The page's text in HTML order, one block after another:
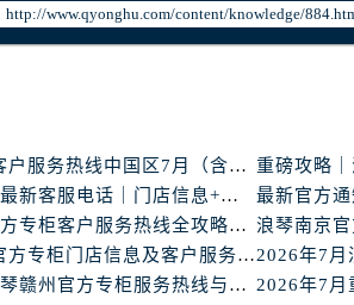
山区胜利路浪琴售后服务中心（需提前
塔区新华路浪琴售后服务中心（需提前
连山区中央路浪琴售后服务中心（需提
白塔区新运大街浪琴售后服务中心（需提
隆台区石油大街浪琴售后服务中心（需
最新公告｜浪琴2026年专柜客户服务热线中国区7月（含核验攻略）
浪琴沧州官方专柜2026年7月最新客服电话｜门店信息+服务攻略
2026年7月最新｜浪琴烟台官方专柜客户服务热线全攻略，门店信息一网打尽
官方声明｜浪琴2026年南通官方专柜门店信息及客户服务热线最新公告
核验信息：2026年7月最新浪琴赣州官方专柜服务热线与门店公示